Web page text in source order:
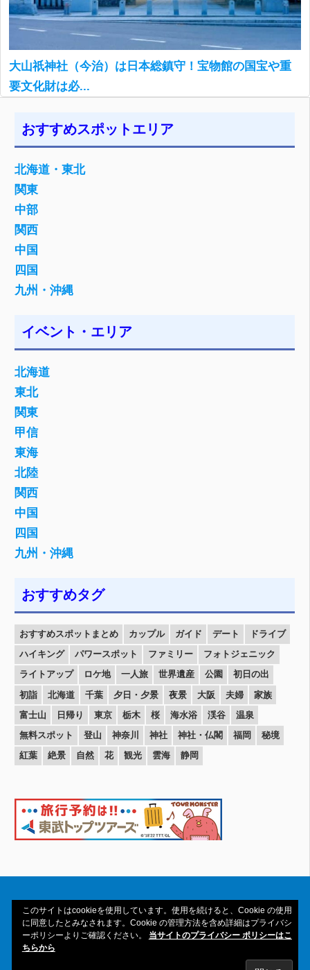
大山祇神社（今治）は日本総鎮守！宝物館の国宝や重
要文化財は必...
おすすめスポットエリア
北海道・東北
関東
中部
関西
中国
四国
九州・沖縄
イベント・エリア
北海道
東北
関東
甲信
東海
北陸
関西
中国
四国
九州・沖縄
おすすめタグ
おすすめスポットまとめ カップル ガイド デート
ドライブ
ハイキング
パワースポット ファミリー
フォトジェニック
ライトアップ
ロケ地 一人旅 世界遺産 公園
初日の出
初詣
北海道 千葉 夕日・夕景 夜景 大阪 夫婦
家族
富士山
日帰り 東京 栃木 桜 海水浴 渓谷
温泉
無料スポット
登山 神奈川 神社 神社・仏閣 福岡
秘境
紅葉
絶景 自然 花 観光 雲海 静岡
Copyright© 2016-2026amAtavi All Rights
このサイトはcookieを使用しています。使用を続けると、Cookie の使用
に同意したとみなされます。Cookie の管理方法を含め詳細はプライバシ
ーポリシーよりご確認ください。 当サイトのプライバシー ポリシーはこ
ちらから